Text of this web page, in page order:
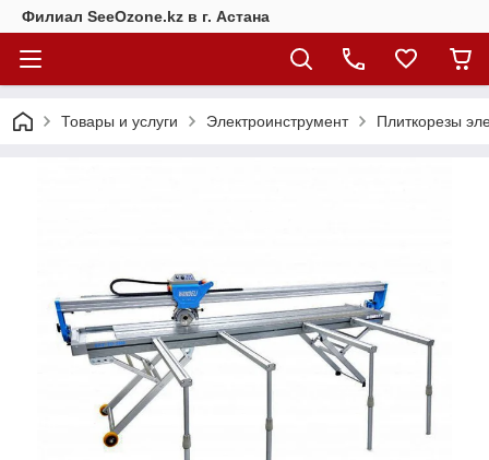
Филиал SeeOzone.kz в г. Астана
Товары и услуги Электроинструмент Плиткорезы